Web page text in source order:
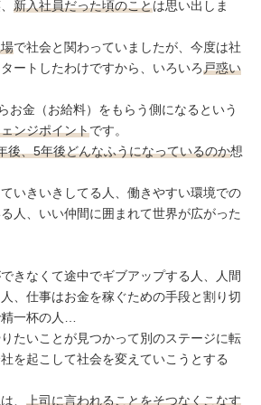
言
新入社員だった頃のことは思い出しま
で社会と関わっていましたが、今度は社
ートしたわけですから、いろいろ戸惑い
お金（お給料）をもらう側になるという
ンジポイントです。
後、5年後どんなふうになっているのか想
いきいきしてる人、働きやすい環境での
人、いい仲間に囲まれて世界が広がった
きなくて途中でギブアップする人、人間
、仕事はお金を稼ぐための手段と割り切
一杯の人…
たいことが見つかって別のステージに転
を起こして社会を変えていこうとする
、 上司に言われることをそつなくこなす